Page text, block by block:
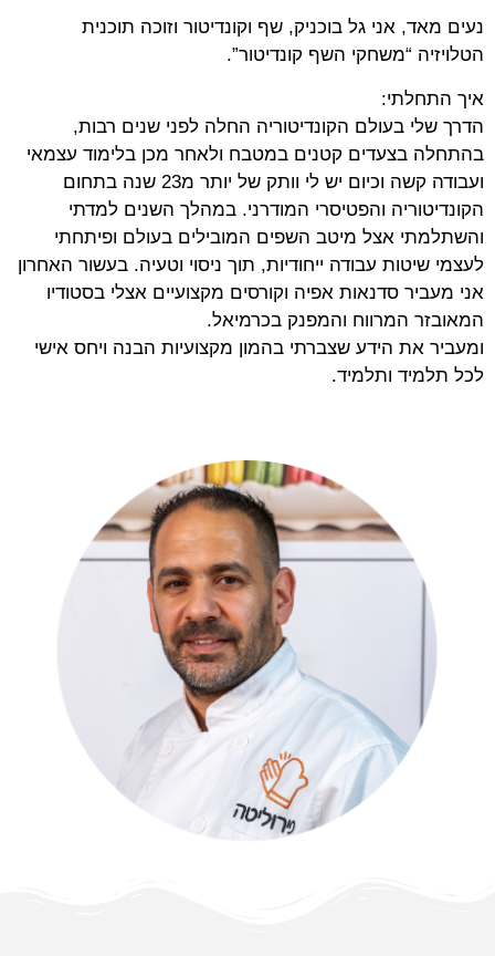
נעים מאד, אני גל בוכניק, שף וקונדיטור וזוכה תוכנית
הטלויזיה “משחקי השף קונדיטור”.
איך התחלתי:
הדרך שלי בעולם הקונדיטוריה החלה לפני שנים רבות,
בהתחלה בצעדים קטנים במטבח ולאחר מכן בלימוד עצמאי
ועבודה קשה וכיום יש לי וותק של יותר מ23 שנה בתחום
הקונדיטוריה והפטיסרי המודרני. במהלך השנים למדתי
והשתלמתי אצל מיטב השפים המובילים בעולם ופיתחתי
לעצמי שיטות עבודה ייחודיות, תוך ניסוי וטעיה. בעשור האחרון
אני מעביר סדנאות אפיה וקורסים מקצועיים אצלי בסטודיו
המאובזר המרווח והמפנק בכרמיאל.
ומעביר את הידע שצברתי בהמון מקצועיות הבנה ויחס אישי
לכל תלמיד ותלמיד.